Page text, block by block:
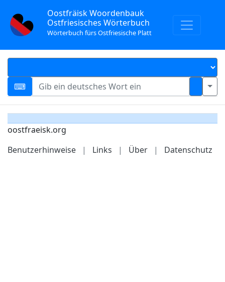
Oostfräisk Woordenbauk
Ostfriesisches Wörterbuch
Wörterbuch fürs Ostfriesische Platt
oostfraeisk.org
Benutzerhinweise
| Links | Über | Datenschutz